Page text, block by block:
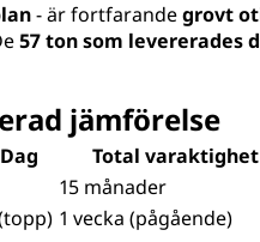
- är fortfarandegrovt
57 ton som levererades
jämförelse
Total varaktighet
15 månader
1 vecka (pågående)